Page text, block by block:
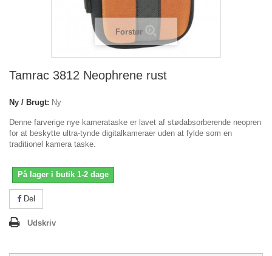
Forstør
Tamrac 3812 Neophrene rust
Ny / Brugt: Ny
Denne farverige nye kamerataske er lavet af stødabsorberende neopren
for at beskytte ultra-tynde digitalkameraer uden at fylde som en
traditionel kamera taske.
På lager i butik 1-2 dage
Del
Udskriv